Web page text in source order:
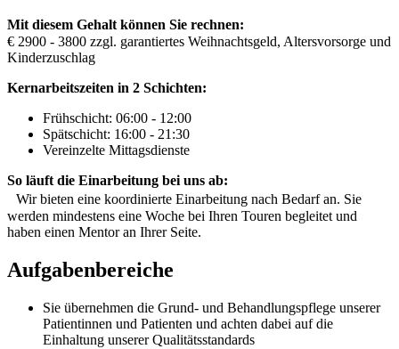
Mit diesem Gehalt können Sie rechnen:
€ 2900 - 3800 zzgl. garantiertes Weihnachtsgeld, Altersvorsorge und
Kinderzuschlag
Kernarbeitszeiten in 2 Schichten:
Frühschicht: 06:00 - 12:00
Spätschicht: 16:00 - 21:30
Vereinzelte Mittagsdienste
So läuft die Einarbeitung bei uns ab:
Wir bieten eine koordinierte Einarbeitung nach Bedarf an. Sie
werden mindestens eine Woche bei Ihren Touren begleitet und
haben einen Mentor an Ihrer Seite.
Aufgabenbereiche
Sie übernehmen die Grund- und Behandlungspflege unserer
Patientinnen und Patienten und achten dabei auf die
Einhaltung unserer Qualitätsstandards